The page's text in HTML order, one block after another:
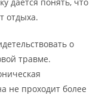
отдыха.
о
травме.
не проходит более